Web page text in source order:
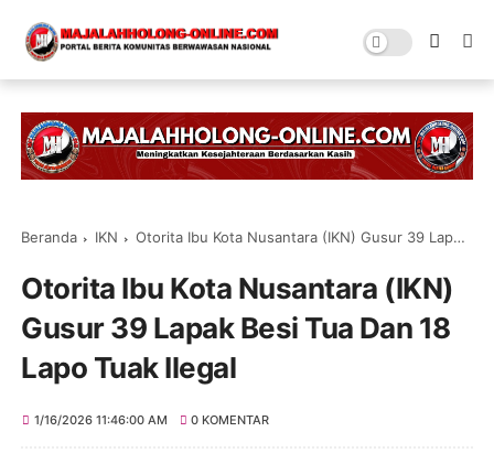
Beranda IKN Otorita Ibu Kota Nusantara (IKN) Gusur 39 Lapak Besi Tua Dan 18 Lapo Tuak Ilegal
Otorita Ibu Kota Nusantara (IKN)
Gusur 39 Lapak Besi Tua Dan 18
Lapo Tuak Ilegal
1/16/2026 11:46:00 AM 0 KOMENTAR